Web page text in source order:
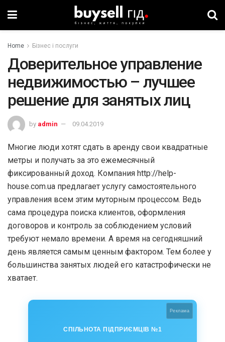
Home Бізнес і послуги
Доверительное управление
недвижимостью – лучшее
решение для занятых лиц
by admin 09.04.2019
Многие люди хотят сдать в аренду свои квадратные
метры и получать за это ежемесячный
фиксированный доход. Компания http://help-
house.com.ua предлагает услугу самостоятельного
управления всем этим муторным процессом. Ведь
сама процедура поиска клиентов, оформления
договоров и контроль за соблюдением условий
требуют немало времени. А время на сегодняшний
день является самым ценным фактором. Тем более у
большинства занятых людей его катастрофически не
хватает.
Реклама
СПІЛЬНОТА ПІДПРИЄМЦІВ №1